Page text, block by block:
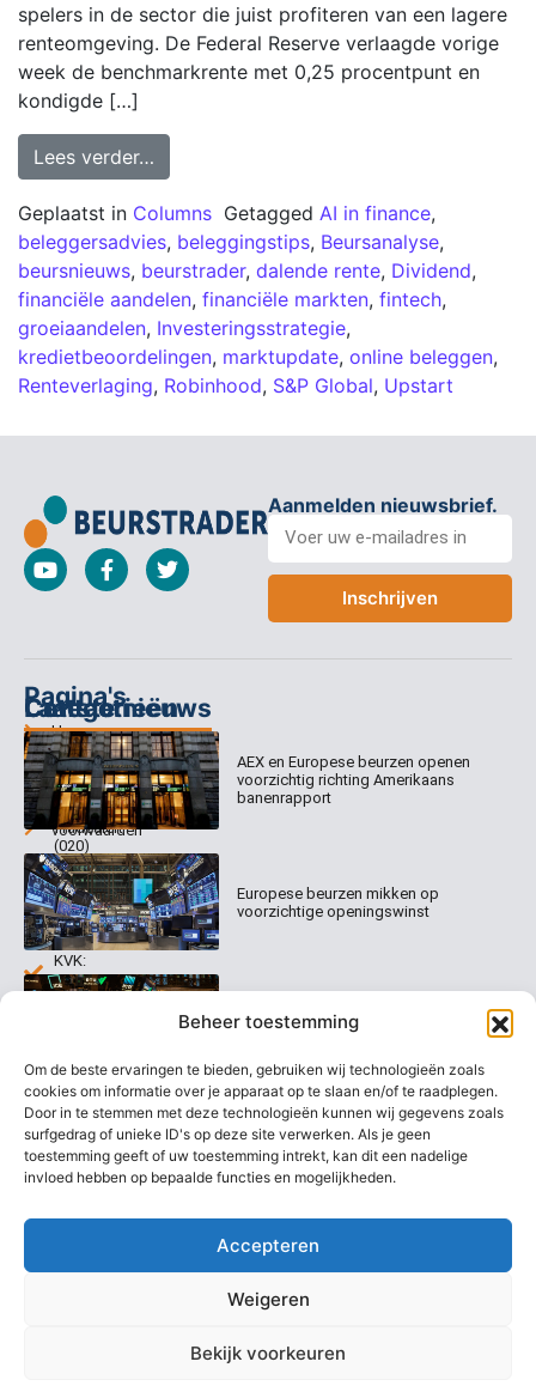
Beheer toestemming
Om de beste ervaringen te bieden, gebruiken wij technologieën zoals
cookies om informatie over je apparaat op te slaan en/of te raadplegen.
Door in te stemmen met deze technologieën kunnen wij gegevens zoals
surfgedrag of unieke ID's op deze site verwerken. Als je geen
toestemming geeft of uw toestemming intrekt, kan dit een nadelige
invloed hebben op bepaalde functies en mogelijkheden.
Accepteren
Weigeren
Bekijk voorkeuren
spelers in de sector die juist profiteren van een lagere
renteomgeving. De Federal Reserve verlaagde vorige
week de benchmarkrente met 0,25 procentpunt en
kondigde […]
Lees verder…
Geplaatst in Columns Getagged AI in finance,
beleggersadvies, beleggingstips, Beursanalyse,
beursnieuws, beurstrader, dalende rente, Dividend,
financiële aandelen, financiële markten, fintech,
groeiaandelen, Investeringsstrategie,
kredietbeoordelingen, marktupdate, online beleggen,
Renteverlaging, Robinhood, S&P Global, Upstart
Aanmelden nieuwsbrief.
Inschrijven
Pagina's
Home
Abonnementen
Dagcommentaar
Tradealert
Organisatie
Contact
Categorieën
Columns
Dagcommentaar
Algemene
voorwaarden
Disclaimer
Welk
abonnement
kiezen
Contact
Keizersgracht
520
1017 EK
Amsterdam
(020)
231
0020
info@beurstrader.nl
KVK:
99197022
Laatste nieuws
AEX en Europese beurzen openen
voorzichtig richting Amerikaans
banenrapport
Europese beurzen mikken op
voorzichtige openingswinst
Europese beurzen blijven dicht bij
recordstanden
AEX nadert opnieuw zijn hoogste
niveau ooit